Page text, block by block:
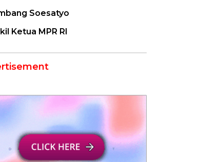
Soesatyo
Ketua MPR RI